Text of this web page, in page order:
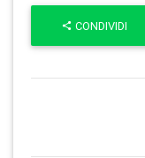
CONDIVIDI